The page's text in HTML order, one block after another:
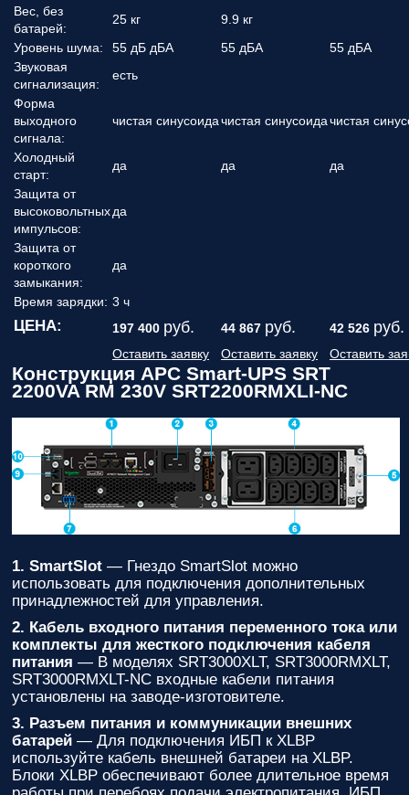
Вес, без
батарей:
25 кг
9.9 кг
Уровень шума:
55 дБ дБА 55 дБА
55 дБА
Звуковая
сигнализация:
есть
Форма
выходного
сигнала:
чистая синусоидачистая синусоидачистая
Холодный
старт:
да да
да
Защита от
высоковольтных
импульсов:
да
Защита от
короткого
замыкания:
да
Время зарядки: 3 ч
ЦЕНА: 197 400 руб. 44 867 руб. 42 526 руб.
Оставить заявку Оставить заявку Оставить
Конструкция APC Smart-UPS SRT
2200VA RM 230V SRT2200RMXLI-NC
1. SmartSlot — Гнездо SmartSlot можно
использовать для подключения дополнительных
принадлежностей для управления.
2. Кабель входного питания переменного тока или
комплекты для жесткого подключения кабеля
питания — В моделях SRT3000XLT, SRT3000RMXLT,
SRT3000RMXLT-NC входные кабели питания
установлены на заводе-изготовителе.
3. Разъем питания и коммуникации внешних
батарей — Для подключения ИБП к XLBP
используйте кабель внешней батареи на XLBP.
Блоки XLBP обеспечивают более длительное время